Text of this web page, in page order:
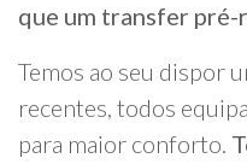
que um transfer pré-
Temos ao seu dispor
recentes, todos
para maior conforto.